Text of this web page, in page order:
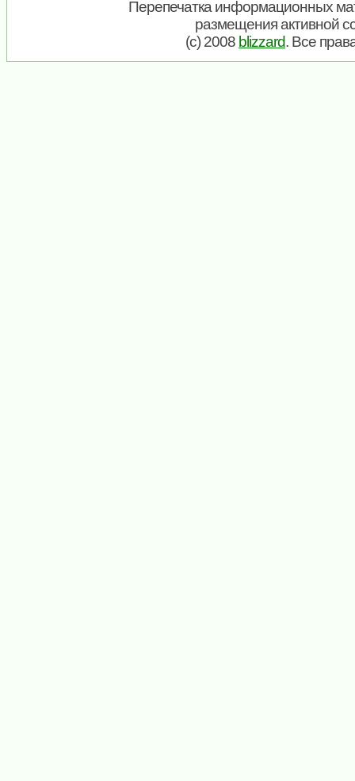
Перепечатка информационных
размещения активной
(c) 2008 blizzard. Все